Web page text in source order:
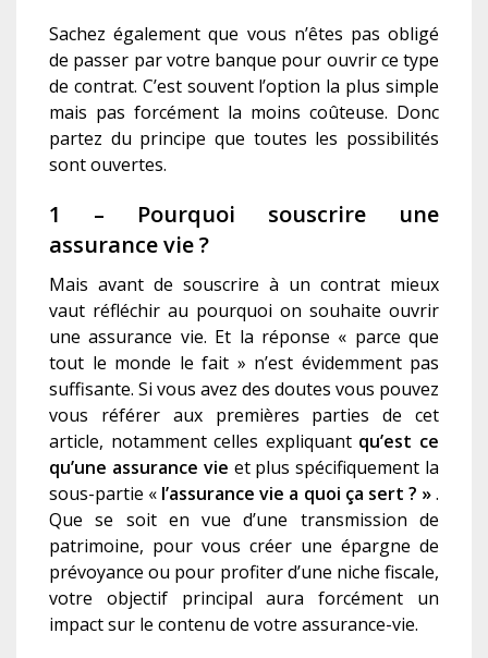
Sachez également que vous n’êtes pas obligé
de passer par votre banque pour ouvrir ce type
de contrat. C’est souvent l’option la plus simple
mais pas forcément la moins coûteuse. Donc
partez du principe que toutes les possibilités
sont ouvertes.
1 – Pourquoi souscrire une
assurance vie ?
Mais avant de souscrire à un contrat mieux
vaut réfléchir au pourquoi on souhaite ouvrir
une assurance vie. Et la réponse « parce que
tout le monde le fait » n’est évidemment pas
suffisante. Si vous avez des doutes vous pouvez
vous référer aux premières parties de cet
article, notamment celles expliquant qu’est ce
qu’une assurance vie et plus spécifiquement la
sous-partie « l’assurance vie a quoi ça sert ? ».
Que se soit en vue d’une transmission de
patrimoine, pour vous créer une épargne de
prévoyance ou pour profiter d’une niche fiscale,
votre objectif principal aura forcément un
impact sur le contenu de votre assurance-vie.